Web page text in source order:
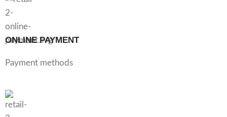
ONLINE PAYMENT
Payment methods